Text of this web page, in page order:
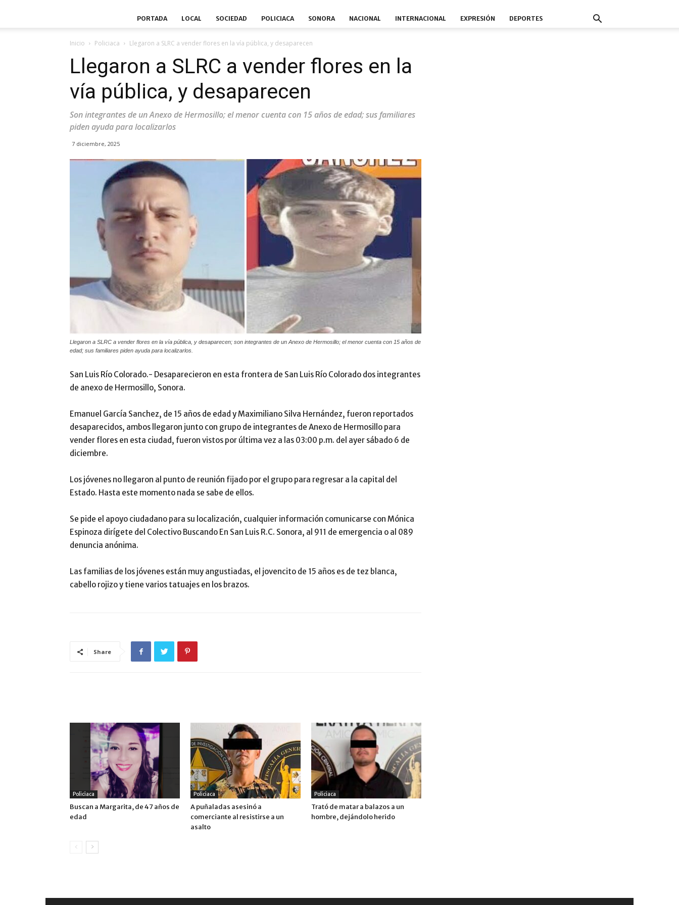
PORTADA LOCAL SOCIEDAD POLICIACA SONORA NACIONAL INTERNACIONAL EXPRESIÓN DEPORTES
Inicio Policiaca Llegaron a SLRC a vender flores en la vía pública, y desaparecen
Llegaron a SLRC a vender flores en la
vía pública, y desaparecen
Son integrantes de un Anexo de Hermosillo; el menor cuenta con 15 años de edad; sus familiares
piden ayuda para localizarlos
7 diciembre, 2025
Llegaron a SLRC a vender flores en la vía pública, y desaparecen; son integrantes de un Anexo de Hermosillo; el menor cuenta con 15 años de
edad; sus familiares piden ayuda para localizarlos.
San Luis Río Colorado.- Desaparecieron en esta frontera de San Luis Río Colorado dos integrantes
de anexo de Hermosillo, Sonora.
Emanuel García Sanchez, de 15 años de edad y Maximiliano Silva Hernández, fueron reportados
desaparecidos, ambos llegaron junto con grupo de integrantes de Anexo de Hermosillo para
vender flores en esta ciudad, fueron vistos por última vez a las 03:00 p.m. del ayer sábado 6 de
diciembre.
Los jóvenes no llegaron al punto de reunión fijado por el grupo para regresar a la capital del
Estado. Hasta este momento nada se sabe de ellos.
Se pide el apoyo ciudadano para su localización, cualquier información comunicarse con Mónica
Espinoza dirígete del Colectivo Buscando En San Luis R.C. Sonora, al 911 de emergencia o al 089
denuncia anónima.
Las familias de los jóvenes están muy angustiadas, el jovencito de 15 años es de tez blanca,
cabello rojizo y tiene varios tatuajes en los brazos.
Share
Policiaca
Buscan a Margarita, de 47 años de
edad
Policiaca
A puñaladas asesinó a
comerciante al resistirse a un
asalto
Policiaca
Trató de matar a balazos a un
hombre, dejándolo herido